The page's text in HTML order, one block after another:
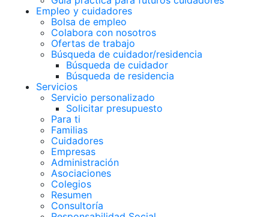
Empleo y cuidadores
Bolsa de empleo
Colabora con nosotros
Ofertas de trabajo
Búsqueda de cuidador/residencia
Búsqueda de cuidador
Búsqueda de residencia
Servicios
Servicio personalizado
Solicitar presupuesto
Para ti
Familias
Cuidadores
Empresas
Administración
Asociaciones
Colegios
Resumen
Consultoría